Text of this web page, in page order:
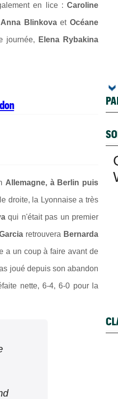
en lice : Caroline
Anna BlinkovaetOcéane
journée, Elena Rybakina
Allemagne, à Berlin puis
droite, la Lyonnaise a très
qui n'était pas un premier
retrouvera Bernarda
a un coup à faire avant de
joué depuis son abandon
nette, 6-4, 6-0 pour la